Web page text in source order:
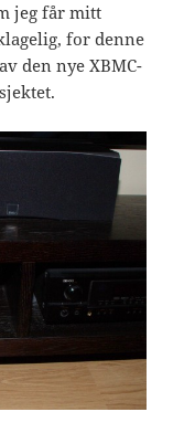
jeg får mitt
for denne
den nye XBMC-